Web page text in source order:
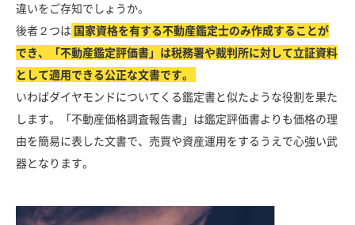
違いをご存知でしょうか。
後者２つは 国家資格を有する不動産鑑定士のみ作成することが
でき、「不動産鑑定評価書」は税務署や裁判所に対して立証資料
として適用できる公正な文書です。
いわばダイヤモンドについてくる鑑定書と似たような役割を果た
します。「不動産価格調査報告書」は鑑定評価書よりも価格の理
由を簡易に表した文書で、売買や資産運用をするうえで心強い武
器となります。